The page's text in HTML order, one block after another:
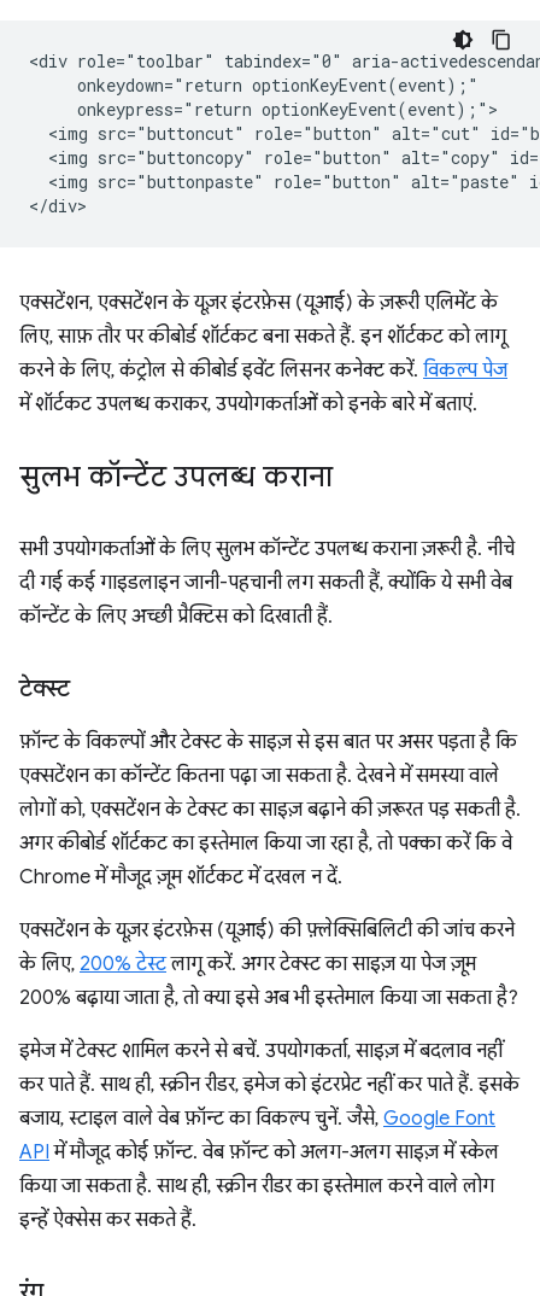
<div role="toolbar" tabindex="0" aria-
     onkeydown="return optionKeyEvent(event);"
     onkeypress="return optionKeyEvent(event);">
<img src="buttoncut" role="button" alt="cut"
<img src="buttoncopy" role="button" alt="copy"
<img src="buttonpaste" role="button" alt="paste"
एक्सटेंशन, एक्सटेंशन के यूज़र इंटरफ़ेस (यूआई) के ज़रूरी एलिमेंट के
लिए, साफ़ तौर पर कीबोर्ड शॉर्टकट बना सकते हैं. इन शॉर्टकट को लागू
करने के लिए, कंट्रोल से कीबोर्ड इवेंट लिसनर कनेक्ट करें. विकल्प पेज
में शॉर्टकट उपलब्ध कराकर, उपयोगकर्ताओं को इनके बारे में बताएं.
सुलभ कॉन्टेंट उपलब्ध कराना
सभी उपयोगकर्ताओं के लिए सुलभ कॉन्टेंट उपलब्ध कराना ज़रूरी है. नीचे
दी गई कई गाइडलाइन जानी-पहचानी लग सकती हैं, क्योंकि ये सभी वेब
कॉन्टेंट के लिए अच्छी प्रैक्टिस को दिखाती हैं.
टेक्स्ट
फ़ॉन्ट के विकल्पों और टेक्स्ट के साइज़ से इस बात पर असर पड़ता है कि
एक्सटेंशन का कॉन्टेंट कितना पढ़ा जा सकता है. देखने में समस्या वाले
लोगों को, एक्सटेंशन के टेक्स्ट का साइज़ बढ़ाने की ज़रूरत पड़ सकती है.
अगर कीबोर्ड शॉर्टकट का इस्तेमाल किया जा रहा है, तो पक्का करें कि वे
Chrome में मौजूद ज़ूम शॉर्टकट में दखल न दें.
एक्सटेंशन के यूज़र इंटरफ़ेस (यूआई) की फ़्लेक्सिबिलिटी की जांच करने
के लिए, 200% टेस्टलागू करें. अगर टेक्स्ट का साइज़ या पेज ज़ूम
200% बढ़ाया जाता है, तो क्या इसे अब भी इस्तेमाल किया जा सकता है?
इमेज में टेक्स्ट शामिल करने से बचें. उपयोगकर्ता, साइज़ में बदलाव नहीं
कर पाते हैं. साथ ही, स्क्रीन रीडर, इमेज को इंटरप्रेट नहीं कर पाते हैं. इसके
बजाय, स्टाइल वाले वेब फ़ॉन्ट का विकल्प चुनें. जैसे, Google Font
API में मौजूद कोई फ़ॉन्ट. वेब फ़ॉन्ट को अलग-अलग साइज़ में स्केल
किया जा सकता है. साथ ही, स्क्रीन रीडर का इस्तेमाल करने वाले लोग
इन्हें ऐक्सेस कर सकते हैं.